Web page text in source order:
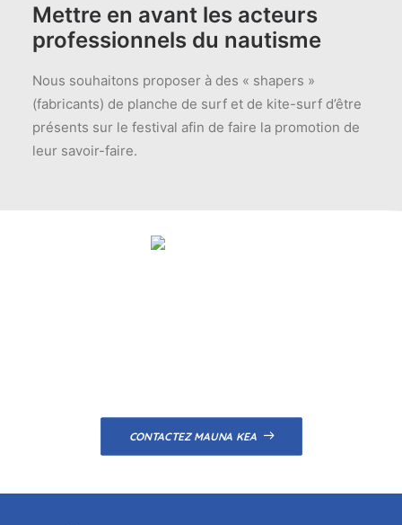
Mettre en avant les acteurs
professionnels du nautisme
Nous souhaitons proposer à des « shapers »
(fabricants) de planche de surf et de kite-surf d’être
présents sur le festival afin de faire la promotion de
leur savoir-faire.
CONTACTEZ MAUNA KEA